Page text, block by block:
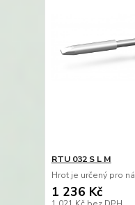
RTU 032 S L M
Hrot je určený pro
1 236 Kč